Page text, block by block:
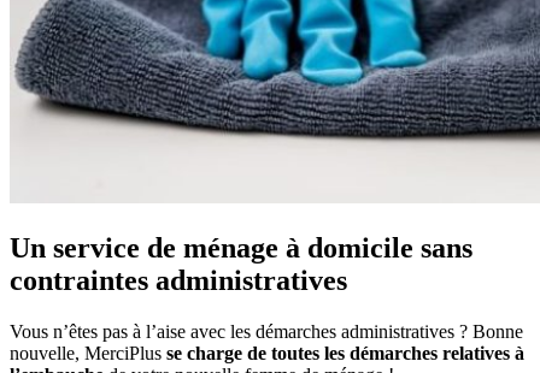
Un service de ménage à domicile sans
contraintes administratives
Vous n’êtes pas à l’aise avec les démarches administratives ? Bonne
nouvelle, MerciPlus se charge de toutes les démarches relatives à